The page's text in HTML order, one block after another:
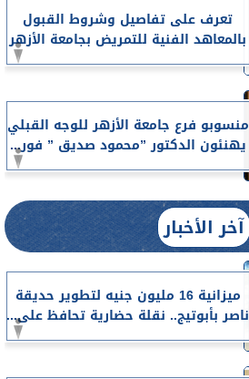
تعرف على تفاصيل وشروط القبول
بالمعاهد الفنية للتمريض بجامعة الأزهر
منسوبو فرع جامعة الأزهر للوجه القبلي
يهنئون الدكتور ”محمود صديق ” فور...
آخر الأخبار
ميزانية 16 مليون جنيه لتطوير حديقة
ناصر بأبوتيج.. نقلة حضارية تحافظ على...